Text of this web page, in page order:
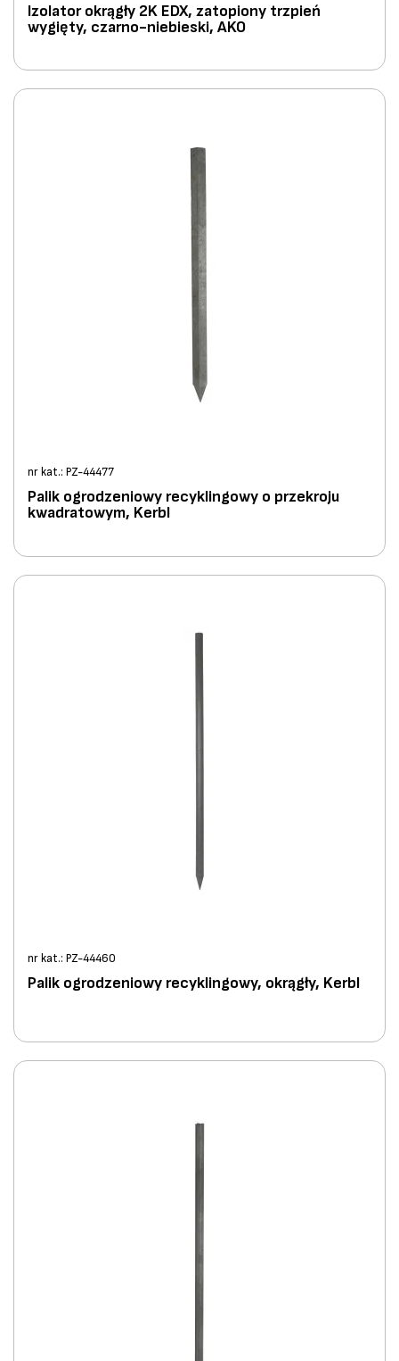
Izolator okrągły 2K EDX, zatopiony trzpień
wygięty, czarno-niebieski, AKO
nr kat.: PZ-44477
Palik ogrodzeniowy recyklingowy o przekroju
kwadratowym, Kerbl
nr kat.: PZ-44460
Palik ogrodzeniowy recyklingowy, okrągły, Kerbl